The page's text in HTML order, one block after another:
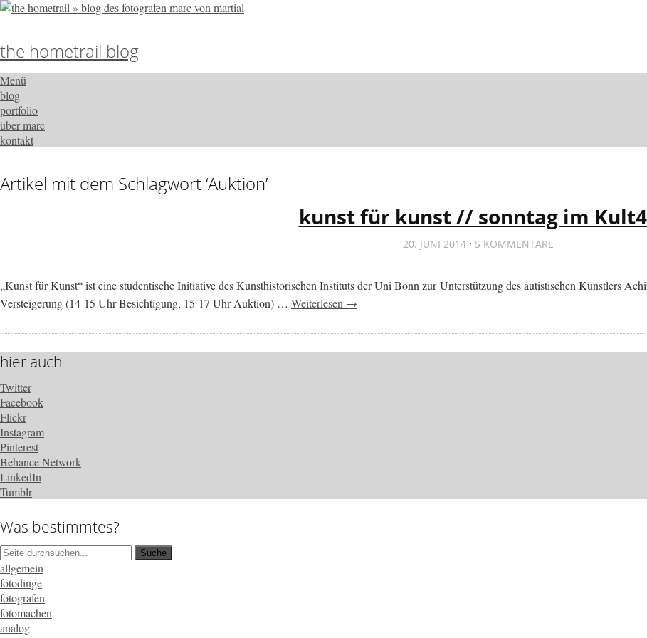
the hometrail blog
Menü
blog
portfolio
über marc
kontakt
Artikel mit dem Schlagwort ‘Auktion’
kunst für kunst // sonntag im
20. JUNI 2014 · 5 KOMMENTARE
„Kunst für Kunst“ ist eine studentische Initiative des Kunsthistorischen Instituts der Uni Bonn zur Unterstützung des autistischen Künstlers
Versteigerung (14-15 Uhr Besichtigung, 15-17 Uhr Auktion) … Weiterlesen →
hier auch
Twitter
Facebook
Flickr
Instagram
Pinterest
Behance Network
LinkedIn
Tumblr
Was bestimmtes?
allgemein
fotodinge
fotografen
fotomachen
analog